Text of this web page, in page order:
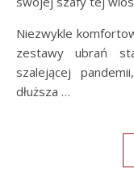
Niezwykle
zestawy ubrań
szalejącej
dłuższa …